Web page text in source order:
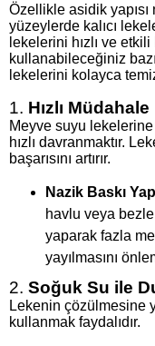
Özellikle asidik yapısı
yüzeylerde kalıcı
lekelerini hızlı ve
kullanabileceğiniz
lekelerini kolayca
1. Hızlı Müdahale
Meyve suyu
hızlı davranmaktır.
başarısını artırır.
Nazik Baskı
havlu veya
yaparak fazla
yayılmasını
2. Soğuk Su ile
Lekenin çözülmesine
kullanmak faydalıdır.